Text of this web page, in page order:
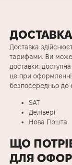
Доставка
тарифами. Ви
доставки:
це при
безпосередньо до
SАТ
Делівері
Нова Пошта
ЩО
ДЛЯ